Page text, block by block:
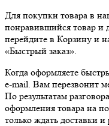
Для покупки товара в
понравившийся товар и
перейдите в Корзину и
«Быстрый заказ».
Когда оформляете
e-mail. Вам перезвонит
По результатам
оформления товара на
только ждать доставки и